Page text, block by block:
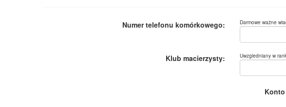
Numer telefonu komórkowego: Darmowe ważne
Klub macierzysty: Uwzgledniany w